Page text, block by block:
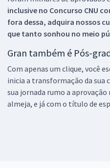
inclusive no Concurso CNU
fora dessa, adquira nossos
que tanto sonhou no meio
Gran também é Pós-
Com apenas um clique, você
inicia a transformação da sua
sua jornada rumo a
almeja, e já com o título de